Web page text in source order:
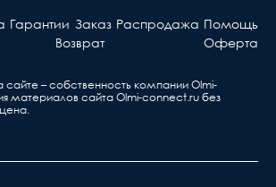
Гарантии Заказ Распродажа Помощь
Возврат Оферта
– собственность компании Olmi-
материалов сайта Olmi-connect.ru без